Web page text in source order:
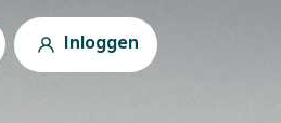
Inloggen